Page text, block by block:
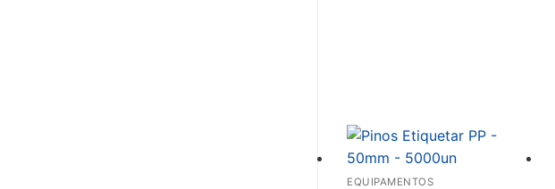
EQUIPAMENTOS